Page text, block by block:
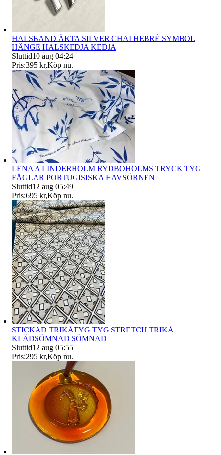
HALSBAND ÄKTA SILVER CHAI HEBRÉ SYMBOL
HÄNGE HALSKEDJA KEDJA
Sluttid10 aug 04:24.
Pris:395 kr,Köp nu.
LENA A LINDERHOLM RYDBOHOLMS TRYCK TYG
FÅGLAR PORTUGISISKA HAVSÖRNEN
Sluttid12 aug 05:49.
Pris:695 kr,Köp nu.
STICKAD TRIKÅTYG TYG STRETCH TRIKÅ
KLÄDSÖMNAD SÖMNAD
Sluttid12 aug 05:55.
Pris:295 kr,Köp nu.